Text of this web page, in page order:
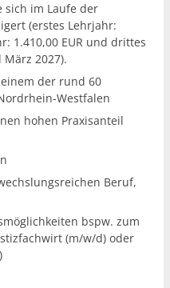
sich im Laufe der
(erstes Lehrjahr:
1.410,00 EUR und drittes
März 2027).
der rund 60
Westfalen
hohen Praxisanteil
Beruf,
bspw. zum
(m/w/d) oder